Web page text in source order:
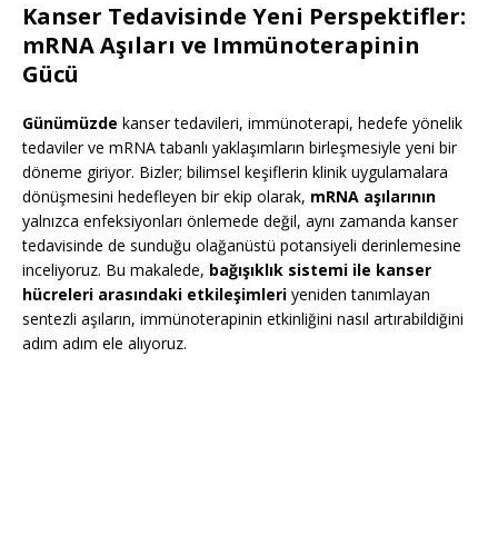
Kanser Tedavisinde Yeni Perspektifler:
mRNA Aşıları ve Immünoterapinin
Gücü
Günümüzde kanser tedavileri, immünoterapi, hedefe yönelik
tedaviler ve mRNA tabanlı yaklaşımların birleşmesiyle yeni bir
döneme giriyor. Bizler; bilimsel keşiflerin klinik uygulamalara
dönüşmesini hedefleyen bir ekip olarak, mRNA aşılarının
yalnızca enfeksiyonları önlemede değil, aynı zamanda kanser
tedavisinde de sunduğu olağanüstü potansiyeli derinlemesine
inceliyoruz. Bu makalede, bağışıklık sistemi ile kanser
hücreleri arasındaki etkileşimleri yeniden tanımlayan
sentezli aşıların, immünoterapinin etkinliğini nasıl artırabildiğini
adım adım ele alıyoruz.